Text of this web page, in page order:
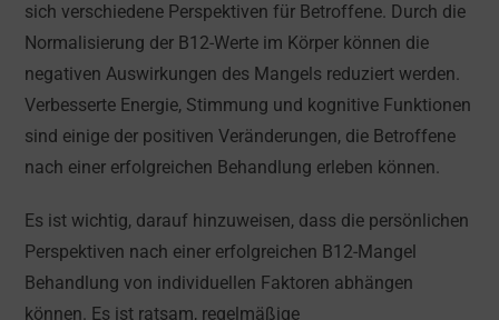
sich verschiedene Perspektiven für Betroffene. Durch die
Normalisierung der B12-Werte im Körper können die
negativen Auswirkungen des Mangels reduziert werden.
Verbesserte Energie, Stimmung und kognitive Funktionen
sind einige der positiven Veränderungen, die Betroffene
nach einer erfolgreichen Behandlung erleben können.
Es ist wichtig, darauf hinzuweisen, dass die persönlichen
Perspektiven nach einer erfolgreichen B12-Mangel
Behandlung von individuellen Faktoren abhängen
können. Es ist ratsam, regelmäßige